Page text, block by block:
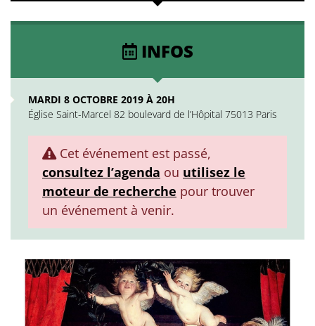
INFOS
MARDI 8 OCTOBRE 2019 À 20H
Église Saint-Marcel 82 boulevard de l’Hôpital 75013 Paris
Cet événement est passé,
consultez l’agenda ou utilisez le
moteur de recherche pour trouver
un événement à venir.